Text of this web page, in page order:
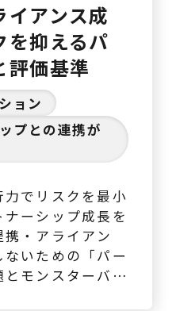
イアンス成
を抑えるパ
評価基準
ョン
プとの連携が
でリスクを最小
ーシップ成長を
・アライアン
いための「パー
とモンスターバン